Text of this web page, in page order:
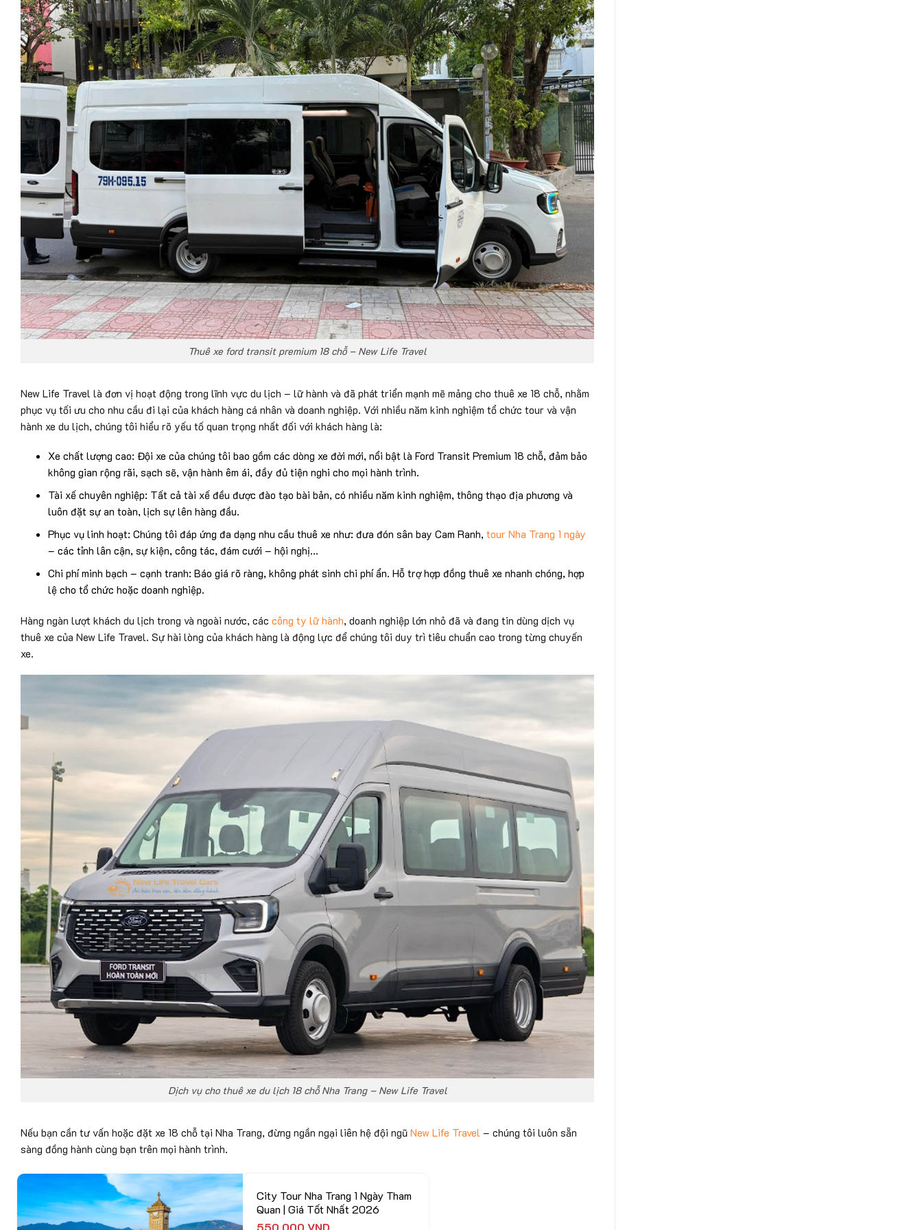
Thuê xe ford transit premium 18 chỗ – New Life Travel
New Life Travel là đơn vị hoạt động trong lĩnh vực du lịch – lữ hành và đã phát triển mạnh mẽ mảng cho thuê xe 18 chỗ, nhằm
phục vụ tối ưu cho nhu cầu đi lại của khách hàng cá nhân và doanh nghiệp. Với nhiều năm kinh nghiệm tổ chức tour và vận
hành xe du lịch, chúng tôi hiểu rõ yếu tố quan trọng nhất đối với khách hàng là:
Xe chất lượng cao: Đội xe của chúng tôi bao gồm các dòng xe đời mới, nổi bật là Ford Transit Premium 18 chỗ, đảm bảo
không gian rộng rãi, sạch sẽ, vận hành êm ái, đầy đủ tiện nghi cho mọi hành trình.
Tài xế chuyên nghiệp: Tất cả tài xế đều được đào tạo bài bản, có nhiều năm kinh nghiệm, thông thạo địa phương và
luôn đặt sự an toàn, lịch sự lên hàng đầu.
Phục vụ linh hoạt: Chúng tôi đáp ứng đa dạng nhu cầu thuê xe như: đưa đón sân bay Cam Ranh, tour Nha Trang 1 ngày
– các tỉnh lân cận, sự kiện, công tác, đám cưới – hội nghị…
Chi phí minh bạch – cạnh tranh: Báo giá rõ ràng, không phát sinh chi phí ẩn. Hỗ trợ hợp đồng thuê xe nhanh chóng, hợp
lệ cho tổ chức hoặc doanh nghiệp.
Hàng ngàn lượt khách du lịch trong và ngoài nước, các công ty lữ hành, doanh nghiệp lớn nhỏ đã và đang tin dùng dịch vụ
thuê xe của New Life Travel. Sự hài lòng của khách hàng là động lực để chúng tôi duy trì tiêu chuẩn cao trong từng chuyến
xe.
Dịch vụ cho thuê xe du lịch 18 chỗ Nha Trang – New Life Travel
Nếu bạn cần tư vấn hoặc đặt xe 18 chỗ tại Nha Trang, đừng ngần ngại liên hệ đội ngũ New Life Travel – chúng tôi luôn sẵn
sàng đồng hành cùng bạn trên mọi hành trình.
City Tour Nha Trang 1 Ngày Tham
Quan | Giá Tốt Nhất 2026
550.000VND